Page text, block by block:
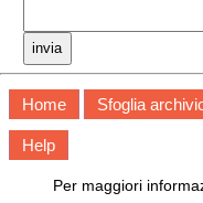
Home Sfoglia
Help
Per maggiori